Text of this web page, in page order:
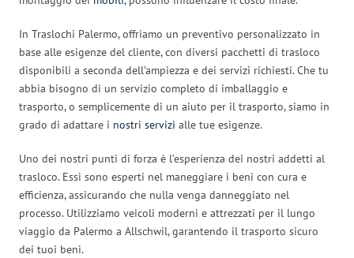
In Traslochi Palermo, offriamo un preventivo personalizzato in
base alle esigenze del cliente, con diversi pacchetti di trasloco
disponibili a seconda dell’ampiezza e dei servizi richiesti. Che tu
abbia bisogno di un servizio completo di imballaggio e
trasporto, o semplicemente di un aiuto per il trasporto, siamo in
grado di adattare i nostri servizi alle tue esigenze.
Uno dei nostri punti di forza è l’esperienza dei nostri addetti al
trasloco. Essi sono esperti nel maneggiare i beni con cura e
efficienza, assicurando che nulla venga danneggiato nel
processo. Utilizziamo veicoli moderni e attrezzati per il lungo
viaggio da Palermo a Allschwil, garantendo il trasporto sicuro
dei tuoi beni.